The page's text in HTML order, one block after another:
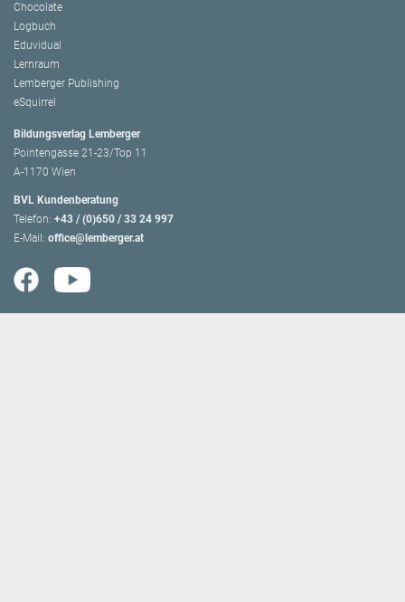
Chocolate
Logbuch
Eduvidual
Lernraum
Lemberger Publishing
eSquirrel
Bildungsverlag Lemberger
Pointengasse 21-23/Top 11
A-1170 Wien
BVL Kundenberatung
Telefon: +43 / (0)650 / 33 24 997
E-Mail: office@lemberger.at